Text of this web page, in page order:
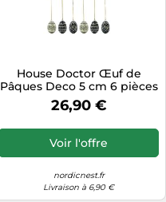
House Doctor Œuf de
Pâques Deco 5 cm 6 pièces
Black-offwhite
26,90 €
Voir l'offre
nordicnest.fr
Livraison à 6,90 €